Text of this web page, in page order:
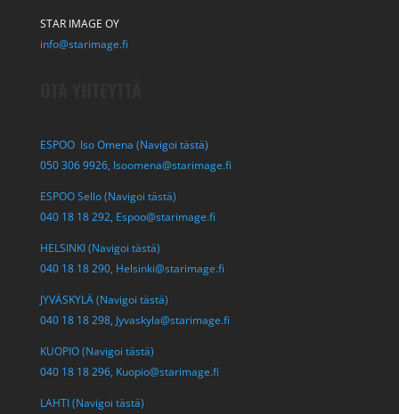
STAR IMAGE OY
info@starimage.fi
ESPOO Iso Omena (Navigoi tästä)
050 306 9926, Isoomena@starimage.fi
ESPOO Sello (Navigoi tästä)
040 18 18 292, Espoo@starimage.fi
HELSINKI (Navigoi tästä)
040 18 18 290, Helsinki@starimage.fi
JYVÄSKYLÄ (Navigoi tästä)
040 18 18 298, Jyvaskyla@starimage.fi
KUOPIO (Navigoi tästä)
040 18 18 296, Kuopio@starimage.fi
LAHTI (Navigoi tästä)